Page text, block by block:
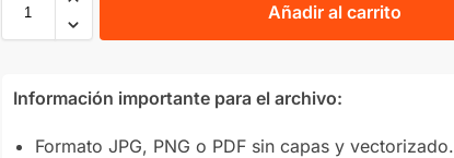
Añadir al carrito
Información importante para el archivo:
Formato JPG, PNG o PDF sin capas y vectorizado.